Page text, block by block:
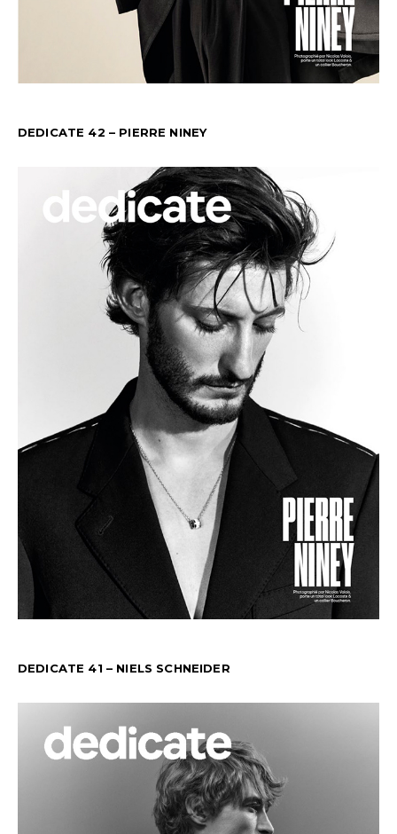
DEDICATE 42 – PIERRE NINEY
DEDICATE 41 – NIELS SCHNEIDER